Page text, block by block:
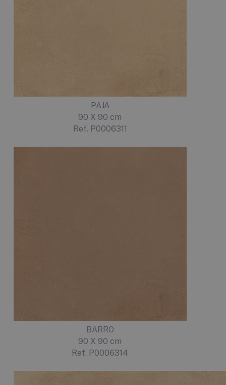
PAJA
90 X 90 cm
Ref. P0006311
BARRO
90 X 90 cm
Ref. P0006314